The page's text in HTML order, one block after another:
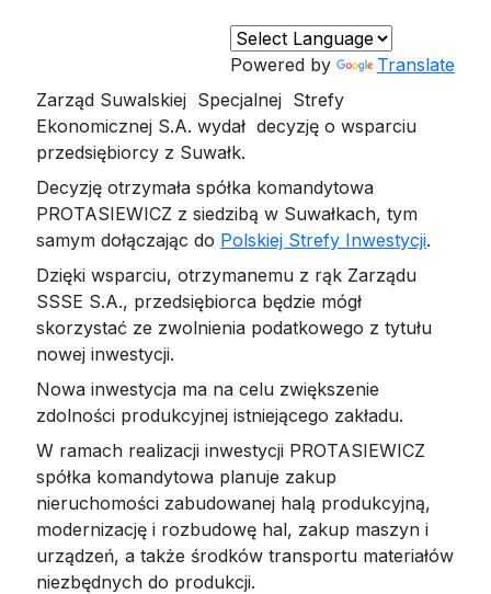
Powered by
Translate
Zarząd Suwalskiej Specjalnej Strefy
Ekonomicznej S.A. wydał decyzję o wsparciu
przedsiębiorcy z Suwałk.
Decyzję otrzymała spółka komandytowa
PROTASIEWICZ z siedzibą w Suwałkach, tym
samym dołączając do Polskiej Strefy Inwestycji.
Dzięki wsparciu, otrzymanemu z rąk Zarządu
SSSE S.A., przedsiębiorca będzie mógł
skorzystać ze zwolnienia podatkowego z tytułu
nowej inwestycji.
Nowa inwestycja ma na celu zwiększenie
zdolności produkcyjnej istniejącego zakładu.
W ramach realizacji inwestycji PROTASIEWICZ
spółka komandytowa planuje zakup
nieruchomości zabudowanej halą produkcyjną,
modernizację i rozbudowę hal, zakup maszyn i
urządzeń, a także środków transportu materiałów
niezbędnych do produkcji.